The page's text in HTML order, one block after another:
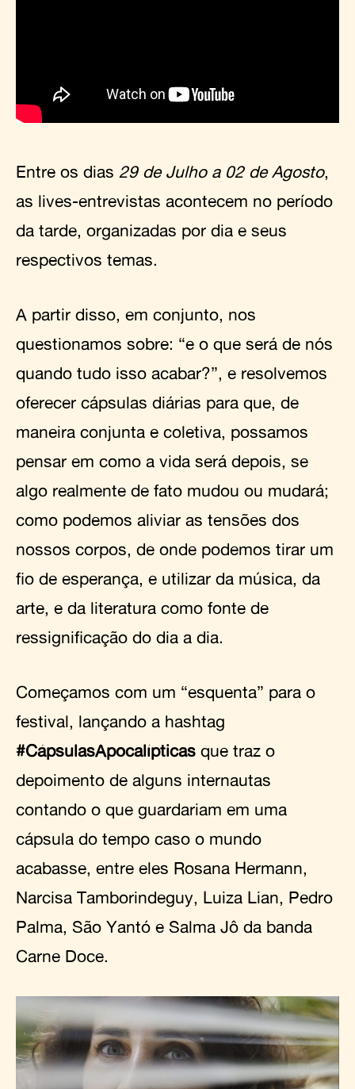
Entre os dias 29 de Julho a 02 de Agosto,
as lives-entrevistas acontecem no período
da tarde, organizadas por dia e seus
respectivos temas.
A partir disso, em conjunto, nos
questionamos sobre: “e o que será de nós
quando tudo isso acabar?”, e resolvemos
oferecer cápsulas diárias para que, de
maneira conjunta e coletiva, possamos
pensar em como a vida será depois, se
algo realmente de fato mudou ou mudará;
como podemos aliviar as tensões dos
nossos corpos, de onde podemos tirar um
fio de esperança, e utilizar da música, da
arte, e da literatura como fonte de
ressignificação do dia a dia.
Começamos com um “esquenta” para o
festival, lançando a hashtag
#CápsulasApocalípticas que traz o
depoimento de alguns internautas
contando o que guardariam em uma
cápsula do tempo caso o mundo
acabasse, entre eles Rosana Hermann,
Narcisa Tamborindeguy, Luiza Lian, Pedro
Palma, São Yantó e Salma Jô da banda
Carne Doce.